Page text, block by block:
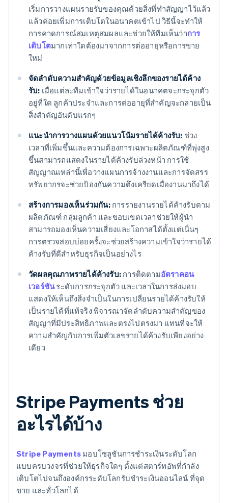
เริ่มการวางแผนรายรับของคุณด้วยสิ่งที่ทำสัญญาไว้แล้ว
แล้วค่อยเพิ่มการเติบโตในอนาคตเข้าไป วิธีนี้จะทำให้
การคาดการณ์สมเหตุสมผลและช่วยให้ทีมเห็นว่าการ
เติบโตมากเท่าใดต้องมาจากการต่ออายุหรือการขาย
ใหม่
จัดลำดับความสำคัญด้วยข้อมูลเชิงลึกของรายได้ค้าง
รับ: เมื่อแต่ละทีมเข้าใจว่ารายได้ในอนาคตจะกระจุกตัว
อยู่ที่ใด ลูกค้าประจำและการต่ออายุที่สำคัญจะกลายเป็น
สิ่งสำคัญอันดับแรกๆ
แนะนำการวางแผนด้วยแนวโน้มรายได้ค้างรับ: ช่วง
เวลาที่เพิ่มขึ้นและความต้องการเฉพาะผลิตภัณฑ์ที่พุ่งสูง
ขึ้นสามารถแสดงในรายได้ค้างรับล่วงหน้า การใช้
สัญญาณเหล่านี้เพื่อวางแผนการจ้างงานและการจัดสรร
ทรัพยากรจะช่วยป้องกันความตึงเครียดเมื่องานมาถึงได้
สร้างการมองเห็นร่วมกัน:การรายงานรายได้ค้างรับตาม
ผลิตภัณฑ์ กลุ่มลูกค้า และขอบเขตเวลาช่วยให้ผู้นำ
สามารถมองเห็นความเสี่ยงและโอกาสได้ตั้งแต่เนิ่นๆ
การตรวจสอบบ่อยครั้งจะช่วยสร้างความเข้าใจว่ารายได้
ค้างรับที่ดีสำหรับธุรกิจเป็นอย่างไร
วัดผลคุณภาพรายได้ค้างรับ: การติดตามอัตราคอน
เวอร์ชันระดับการกระจุกตัว และเวลาในการส่งมอบ
แสดงให้เห็นถึงสิ่งจำเป็นในการเปลี่ยนรายได้ค้างรับให้
เป็นรายได้ที่แท้จริง พิจารณาจัดลำดับความสำคัญของ
สัญญาที่มีประสิทธิภาพและตรงไปตรงมา แทนที่จะให้
ความสำคัญกับการเพิ่มตัวเลขรายได้ค้างรับเพียงอย่าง
เดียว
Stripe Payments ช่วย
อะไรได้บ้าง
Stripe Payments มอบโซลูชันการชำระเงินระดับโลก
แบบครบวงจรที่ช่วยให้ธุรกิจใดๆ ตั้งแต่สตาร์ทอัพที่กำลัง
เติบโตไปจนถึงองค์กรระดับโลกรับชำระเงินออนไลน์ ที่จุด
ขาย และทั่วโลกได้